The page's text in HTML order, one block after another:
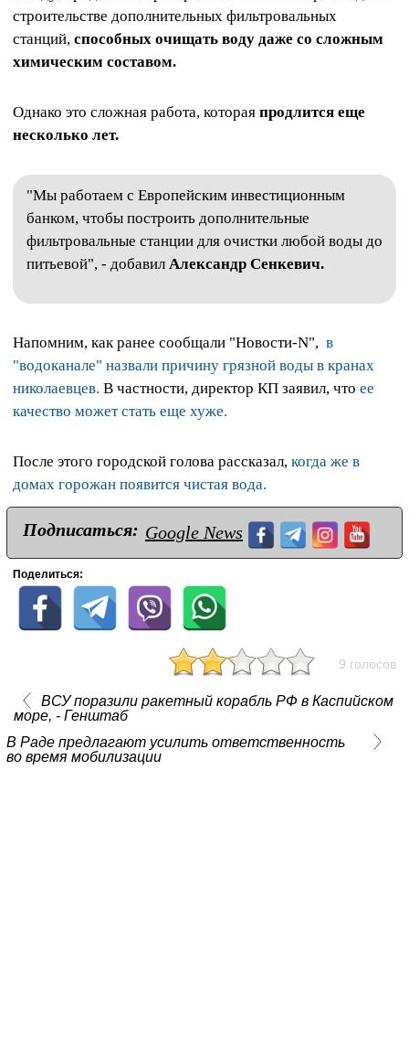
строительстве дополнительных фильтровальных
станций, способных очищать воду даже со сложным
химическим составом.
Однако это сложная работа, которая продлится еще
несколько лет.
"Мы работаем с Европейским инвестиционным
банком, чтобы построить дополнительные
фильтровальные станции для очистки любой воды до
питьевой", - добавил Александр Сенкевич.
Напомним, как ранее сообщали "Новости-N", в
"водоканале" назвали причину грязной воды в кранах
николаевцев. В частности, директор КП заявил, что ее
качество может стать еще хуже.
После этого городской голова рассказал, когда же в
домах горожан появится чистая вода.
Подписаться: Google News
Поделиться:
9 голосов
ВСУ поразили ракетный корабль РФ в Каспийском
море, - Генштаб
В Раде предлагают усилить ответственность
во время мобилизации